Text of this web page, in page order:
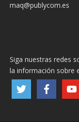
maq@publycom.es
Siga nuestras redes
la información sobre